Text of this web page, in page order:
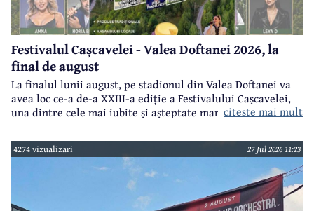
Festivalul Cașcavelei - Valea Doftanei 2026, la
final de august
La finalul lunii august, pe stadionul din Valea Doftanei va
avea loc ce-a de-a XXIII-a ediție a Festivalului Cașcavelei,
una dintre cele mai iubite și așteptate manifestări de acest
citeste mai mult
4274 vizualizari 27 Jul 2026 11:23